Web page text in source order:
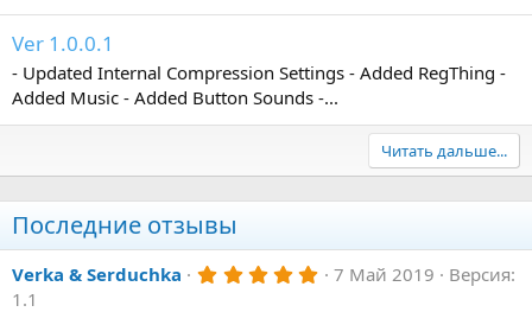
Ver 1.0.0.1
- Updated Internal Compression Settings - Added RegThing -
Added Music - Added Button Sounds -...
Читать дальше...
Последние отзывы
Verka & Serduchka 5 7 Май 2019
Версия:
1.1